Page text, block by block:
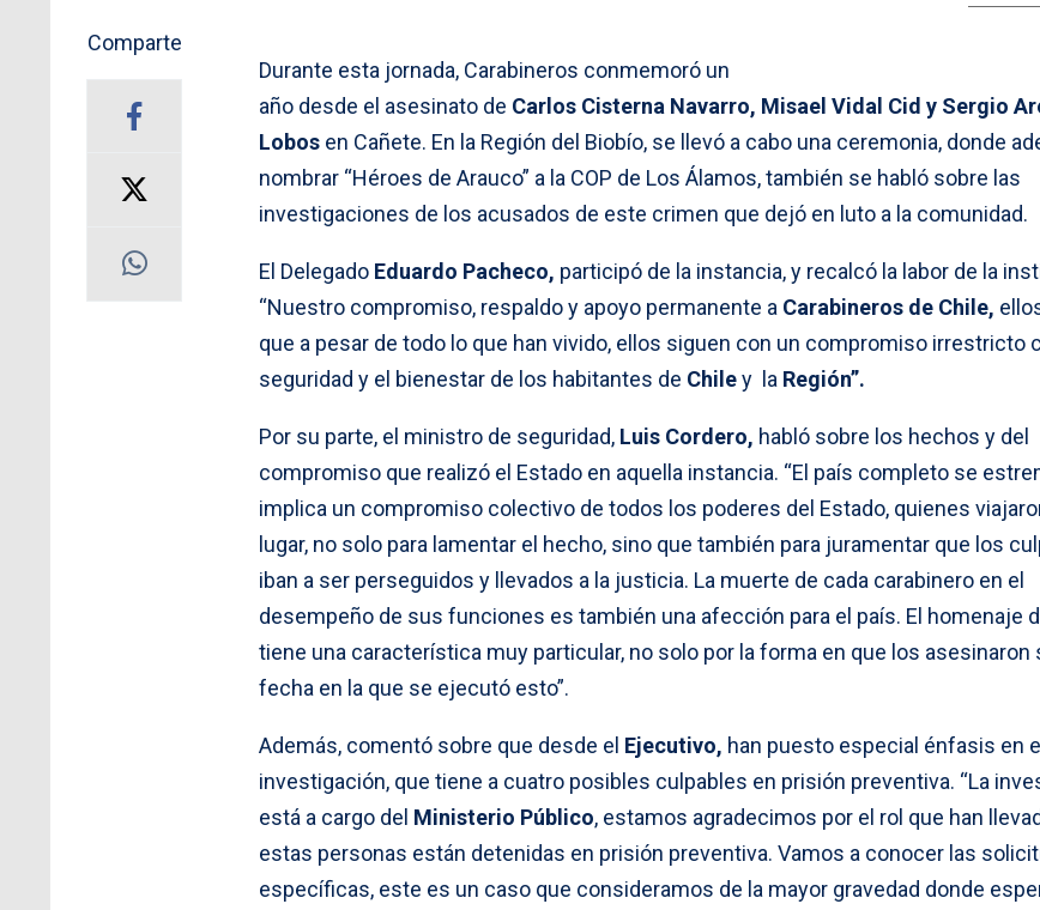
Comparte
Durante esta jornada, Carabineros conmemoró un
año desde el asesinato de Carlos Cisterna Navarro, Misael Vidal Cid y Sergio
Lobos en Cañete. En la Región del Biobío, se llevó a cabo una ceremonia, donde
nombrar “Héroes de Arauco” a la COP de Los Álamos, también se habló sobre las
investigaciones de los acusados de este crimen que dejó en luto a la comunidad.
El Delegado Eduardo Pacheco, participó de la instancia, y recalcó la labor de la
“Nuestro compromiso, respaldo y apoyo permanente a Carabineros de Chile,
que a pesar de todo lo que han vivido, ellos siguen con un compromiso irrestricto
seguridad y el bienestar de los habitantes de Chiley la Región”.
Por su parte, el ministro de seguridad, Luis Cordero, habló sobre los hechos y del
compromiso que realizó el Estado en aquella instancia. “El país completo se
implica un compromiso colectivo de todos los poderes del Estado, quienes
lugar, no solo para lamentar el hecho, sino que también para juramentar que los
iban a ser perseguidos y llevados a la justicia. La muerte de cada carabinero en el
desempeño de sus funciones es también una afección para el país. El homenaje
tiene una característica muy particular, no solo por la forma en que los asesinaron
fecha en la que se ejecutó esto”.
Además, comentó sobre que desde el Ejecutivo, han puesto especial énfasis en
investigación, que tiene a cuatro posibles culpables en prisión preventiva. “La
está a cargo del Ministerio Público, estamos agradecimos por el rol que han
estas personas están detenidas en prisión preventiva. Vamos a conocer las
específicas, este es un caso que consideramos de la mayor gravedad donde